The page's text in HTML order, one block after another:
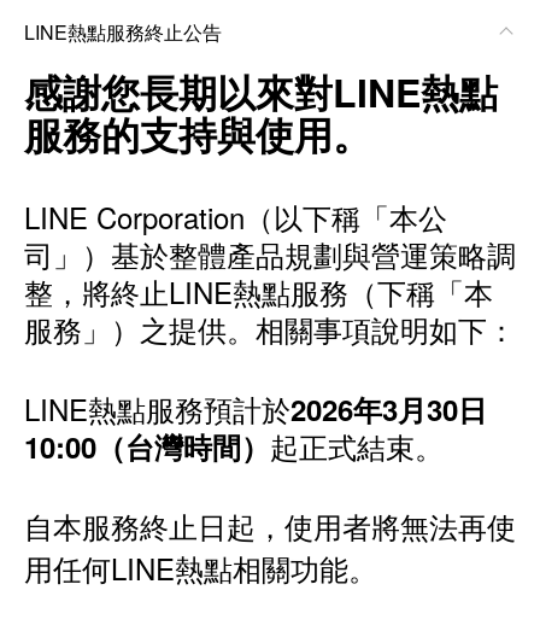
LINE熱點服務終止公告
感謝您長期以來對LINE熱點
服務的支持與使用。
LINE Corporation（以下稱「本公
司」）基於整體產品規劃與營運策略調
整，將終止LINE熱點服務（下稱「本
服務」）之提供。相關事項說明如下：
LINE熱點服務預計於2026年3月30日
10:00（台灣時間） 起正式結束。
自本服務終止日起，使用者將無法再使
用任何LINE熱點相關功能。